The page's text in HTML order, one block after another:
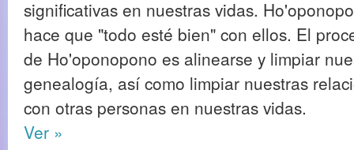
significativas en nuestras vidas.
hace que "todo esté bien" con ellos. El
de Ho'oponopono es alinearse y limpiar
genealogía, así como limpiar nuestras
con otras personas en nuestras vidas.
Ver »